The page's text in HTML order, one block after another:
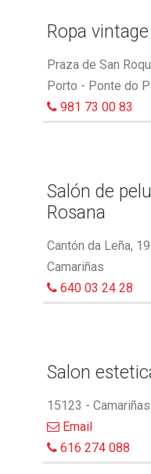
Ropa vintage
Praza de San
Porto - Ponte do
981 73 00 83
Salón de
Rosana
Cantón da Leña,
Camariñas
640 03 24 28
Salon
15123 - Camariñas
Email
616 274 088